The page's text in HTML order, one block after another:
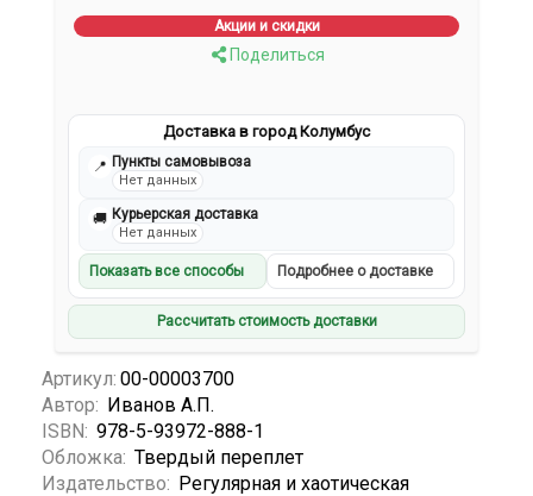
Акции и скидки
Поделиться
Доставка в город Колумбус
📍 Пункты самовывоза
Нет данных
🚚 Курьерская доставка
Нет данных
Показать все способы Подробнее о доставке
Рассчитать стоимость доставки
Артикул: 00-00003700
Автор: Иванов А.П.
ISBN: 978-5-93972-888-1
Обложка: Твердый переплет
Издательство: Регулярная и хаотическая